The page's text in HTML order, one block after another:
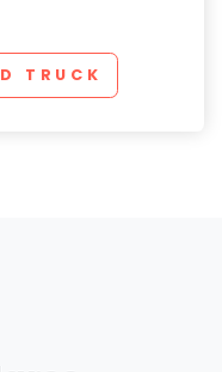
TRUCK